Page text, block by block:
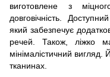
виготовлене з
довговічність.
який забезпечує
речей. Також, ліжко
мінімалістичний вигляд.
тканинах.